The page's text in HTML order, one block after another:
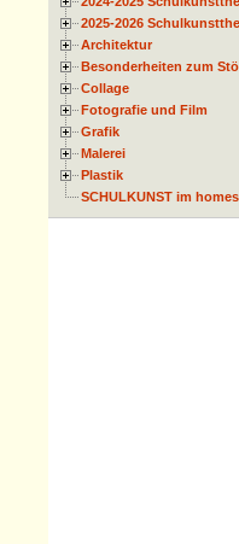
2025-2026
Architektur
Besonderheiten zum
Collage
Fotografie und Film
Grafik
Malerei
Plastik
SCHULKUNST im